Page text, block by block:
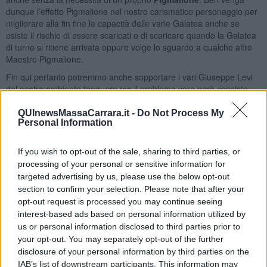
QUInewsMassaCarrara.it - Do Not Process My
Personal Information
If you wish to opt-out of the sale, sharing to third parties, or
processing of your personal or sensitive information for
targeted advertising by us, please use the below opt-out
section to confirm your selection. Please note that after your
opt-out request is processed you may continue seeing
interest-based ads based on personal information utilized by
us or personal information disclosed to third parties prior to
your opt-out. You may separately opt-out of the further
disclosure of your personal information by third parties on the
IAB’s list of downstream participants. This information may
dunque l’effetto Pigmalione nel nostro carismatico personaggio per
migliorare alla fin fine le capacità delle varie Galatea anche se
esiste il rischio di essere scaricati o di scaricare quando la Galatea
di turno si ritiene arrivata oppure volge lo sguardo a qualche altro
Maestro Pigmalione.
Fin qui pertanto potremmo anche sopportare i vari Giuseppe Levi
del nostro ambiente tanguero ma il problema vero però consiste
comandamenti del comportamento etico tanguero :
Essere trasparente e leale con i propri allievi.
Fare squadra, teamwork, con tutti e non insegnare da solo
Non vivere di apparenza
Non avere un atteggiamento negativo e non guardare tutti
cercandone i difetti piuttosto che i pregi
Non pensare solo al guadagno
Avere capacità organizzative non solo per le proprie iniziative
Parlare con gli allievi delle altre scuole senza cercare di
portare acqua al proprio mulino
Cooperare con le altre associazioni per il bene della